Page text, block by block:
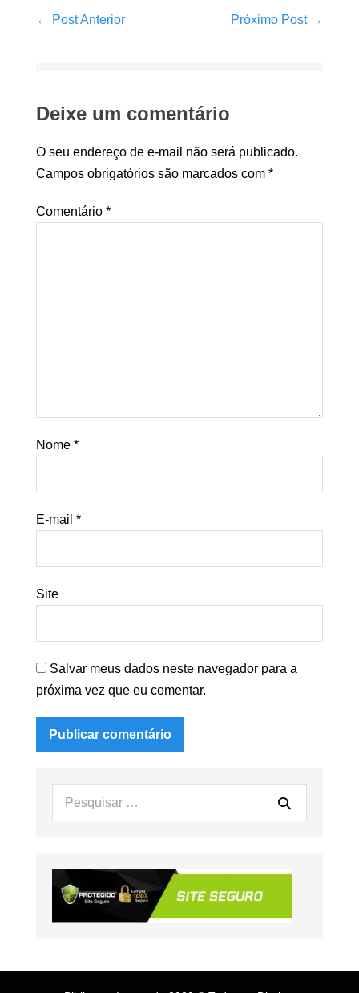
Navegação
← Post Anterior Próximo Post →
Deixe um comentário
O seu endereço de e-mail não será publicado.
Campos obrigatórios são marcados com *
Comentário *
Nome *
E-mail *
Site
Salvar meus dados neste navegador para a
próxima vez que eu comentar.
Procurar: